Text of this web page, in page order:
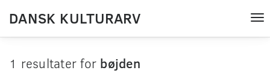
DANSK KULTURARV
1 resultater for bøjden